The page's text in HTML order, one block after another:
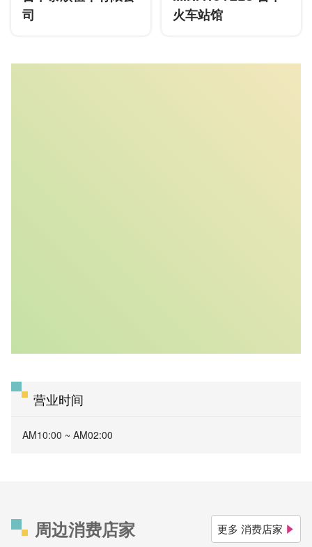
司
火车站馆
营业时间
AM10:00 ~ AM02:00
周边消费店家 更多 消费店家